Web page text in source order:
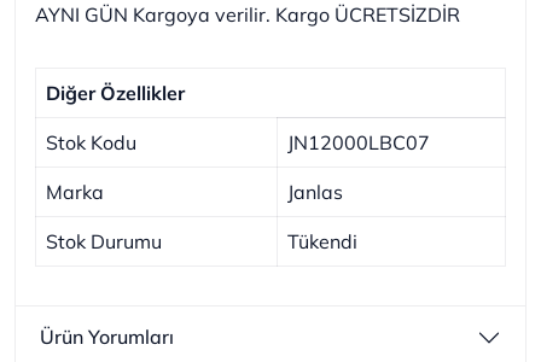
AYNI GÜN Kargoya verilir. Kargo ÜCRETSİZDİR
Diğer Özellikler
Stok Kodu JN12000LBC07
Marka Janlas
Stok Durumu Tükendi
Ürün Yorumları